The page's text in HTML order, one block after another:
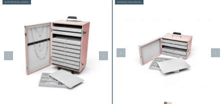
✦ PERSONALIZÁVEL
‹ ›
✦ PERSONALIZÁVEL
‹ ›